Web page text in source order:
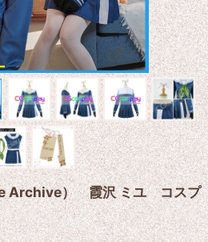
Archive） 霞沢 ミユ コスプ